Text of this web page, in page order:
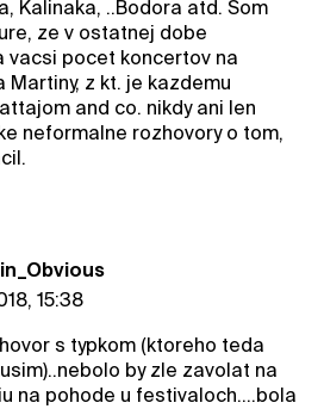
Kalinaka, ..Bodora atd. Som
ze v ostatnej dobe
vacsi pocet koncertov na
Martiny, z kt. je kazdemu
and co. nikdy ani len
neformalne rozhovory o tom,
15:38
s typkom (ktoreho teda
by zle zavolat na
na pohode u festivaloch....bola